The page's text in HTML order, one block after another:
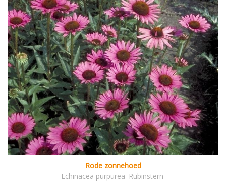
Rode zonnehoed
Echinacea purpurea 'Rubinstern'